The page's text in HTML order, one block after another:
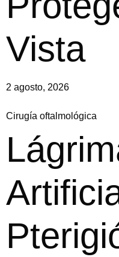
Vista
2 agosto, 2026
Cirugía oftalmológica